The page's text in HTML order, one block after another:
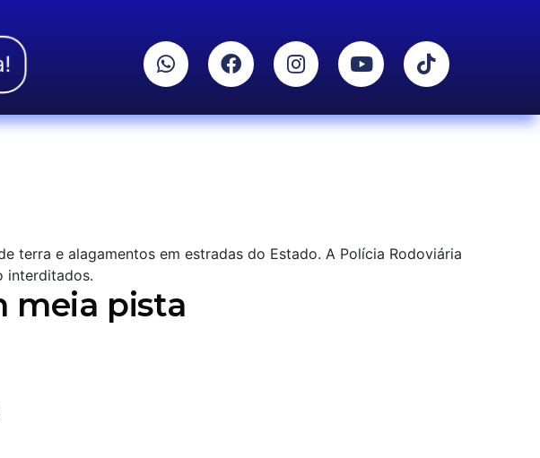
terra e alagamentos em estradas do Estado. A Polícia Rodoviária
interditados.
meia pista